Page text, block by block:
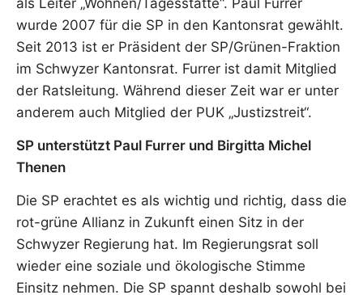
wurde 2007 für die SP in den Kantonsrat gewählt.
Seit 2013 ist er Präsident der SP/Grünen-Fraktion
im Schwyzer Kantonsrat. Furrer ist damit Mitglied
der Ratsleitung. Während dieser Zeit war er unter
anderem auch Mitglied der PUK „Justizstreit“.
SP unterstützt Paul Furrer und Birgitta Michel
Thenen
Die SP erachtet es als wichtig und richtig, dass die
rot-grüne Allianz in Zukunft einen Sitz in der
Schwyzer Regierung hat. Im Regierungsrat soll
wieder eine soziale und ökologische Stimme
Einsitz nehmen. Die SP spannt deshalb sowohl bei